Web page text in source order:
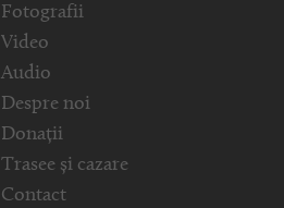
Fotografii
Video
Audio
Despre noi
Donații
Trasee și cazare
Contact